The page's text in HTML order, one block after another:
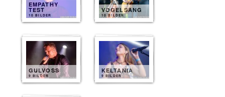
EMPATHY
TEST
10 BILDER
VOGELSANG
10 BILDER
GULVOSS
9 BILDER
KELTANIA
9 BILDER